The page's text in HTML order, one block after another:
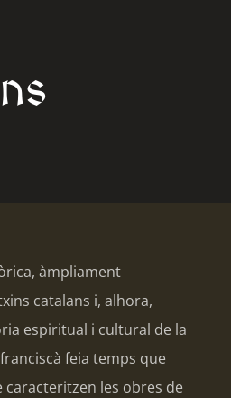
àmpliament
catalans i, alhora,
espiritual i cultural de la
feia temps que
caracteritzen les obres de